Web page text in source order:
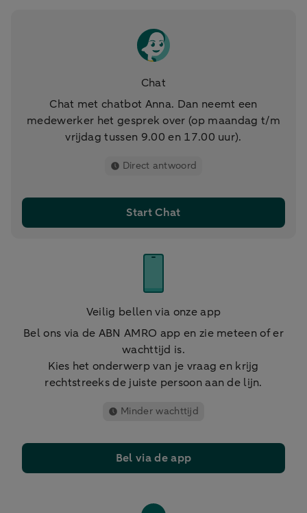
Chat
Chat met chatbot Anna. Dan neemt een
medewerker het gesprek over (op maandag t/m
vrijdag tussen 9.00 en 17.00 uur).
Direct antwoord
Start Chat
Veilig bellen via onze app
Bel ons via de ABN AMRO app en zie meteen of er
wachttijd is.
Kies het onderwerp van je vraag en krijg
rechtstreeks de juiste persoon aan de lijn.
Minder wachttijd
Bel via de app